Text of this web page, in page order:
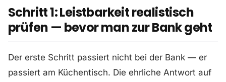
Schritt 1: Leistbarkeit realistisch
prüfen — bevor man zur Bank geht
Der erste Schritt passiert nicht bei der Bank — er
passiert am Küchentisch. Die ehrliche Antwort auf